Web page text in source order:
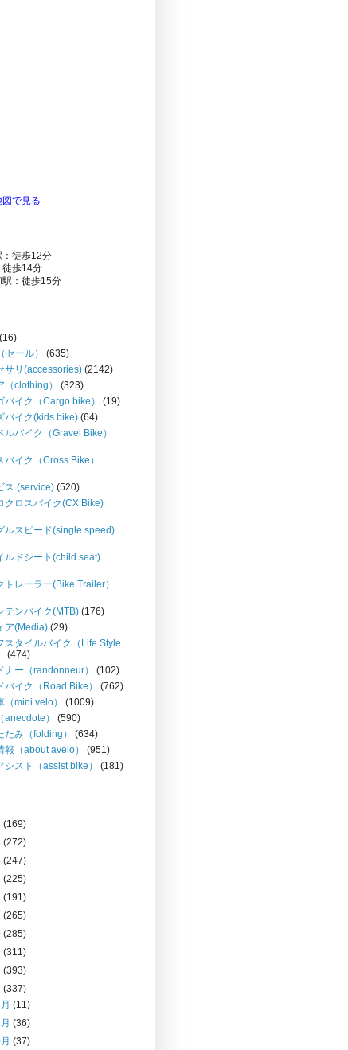
で見る
：徒歩12分
徒歩14分
駅：徒歩15分
(16)
セール）
(635)
サリ(accessories) (2142)
（clothing）
(323)
バイク（Cargo bike）
(19)
バイク(kids bike) (64)
ルバイク（Gravel Bike）
バイク（Cross Bike）
ス (service) (520)
クロスバイク(CX Bike)
ルスピード(single speed)
ルドシート(child seat)
トレーラー(Bike Trailer）
テンバイク(MTB) (176)
ア(Media) (29)
スタイルバイク（Life Style
(474)
ナー（randonneur）
(102)
バイク（Road Bike）
(762)
（mini velo）
(1009)
anecdote）
(590)
たみ（folding）
(634)
報（about avelo）
(951)
シスト（assist bike）
(181)
(169)
(272)
(247)
(225)
(191)
(265)
(285)
(311)
(393)
(337)
月(11)
月(36)
月(37)